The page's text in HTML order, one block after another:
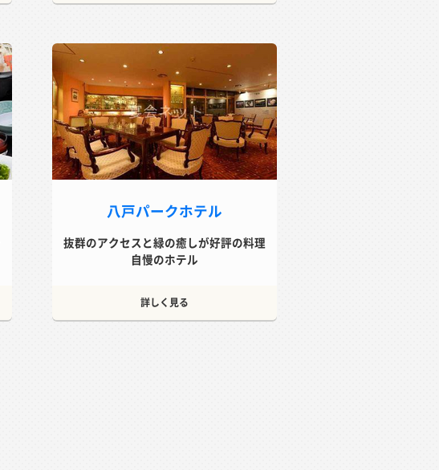
八戸パークホテル
抜群のアクセスと緑の癒しが好評の料理
自慢のホテル
詳しく見る